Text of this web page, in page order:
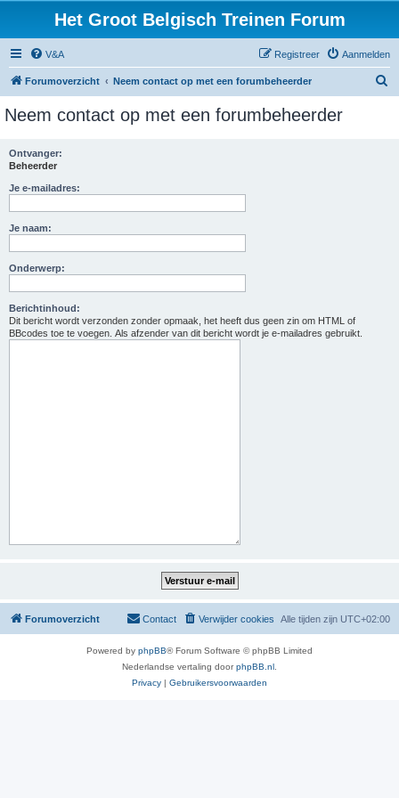
Het Groot Belgisch Treinen Forum
V&A Aanmelden
Registreer
Forumoverzicht Neem contact op met een forumbeheerder
Neem contact op met een forumbeheerder
Ontvanger:
Beheerder
Je e-mailadres:
Je naam:
Onderwerp:
Berichtinhoud:
Dit bericht wordt verzonden zonder opmaak, het heeft dus geen zin om HTML of
BBcodes toe te voegen. Als afzender van dit bericht wordt je e-mailadres gebruikt.
Forumoverzicht Alle tijden zijn UTC+02:00
Verwijder cookies
Contact
Powered by phpBB® Forum Software © phpBB Limited
Nederlandse vertaling doorphpBB.nl
Privacy | Gebruikersvoorwaarden